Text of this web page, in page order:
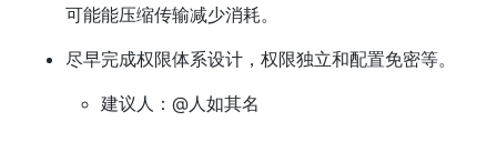
可能能压缩传输减少消耗。
尽早完成权限体系设计，权限独立和配置免密等。
建议人：@人如其名